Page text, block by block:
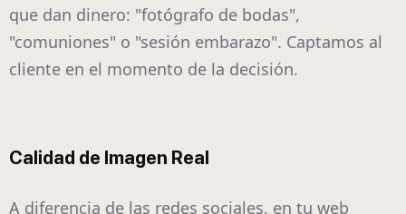
que dan dinero: "fotógrafo de bodas",
"comuniones" o "sesión embarazo". Captamos al
cliente en el momento de la decisión.
Calidad de Imagen Real
A diferencia de las redes sociales, en tu web